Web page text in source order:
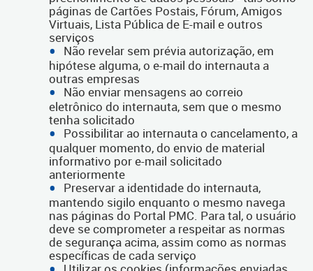
páginas de Cartões Postais, Fórum, Amigos
Virtuais, Lista Pública de E-mail e outros
serviços
Não revelar sem prévia autorização, em
hipótese alguma, o e-mail do internauta a
outras empresas
Não enviar mensagens ao correio
eletrônico do internauta, sem que o mesmo
tenha solicitado
Possibilitar ao internauta o cancelamento, a
qualquer momento, do envio de material
informativo por e-mail solicitado
anteriormente
Preservar a identidade do internauta,
mantendo sigilo enquanto o mesmo navega
nas páginas do Portal PMC. Para tal, o usuário
deve se comprometer a respeitar as normas
de segurança acima, assim como as normas
específicas de cada serviço